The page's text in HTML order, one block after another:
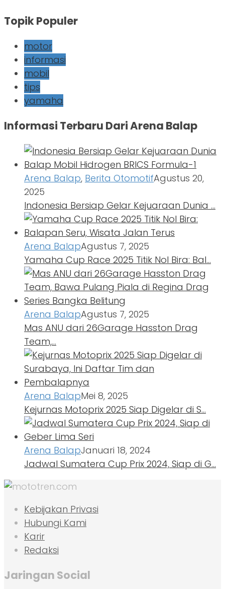
Topik Populer
motor
informasi
mobil
tips
yamaha
Informasi Terbaru Dari Arena Balap
Arena Balap, Berita OtomotifAgustus 20,
2025
Indonesia Bersiap Gelar Kejuaraan Dunia …
Arena BalapAgustus 7, 2025
Yamaha Cup Race 2025 Titik Nol Bira: Bal…
Arena BalapAgustus 7, 2025
Mas ANU dari 26Garage Hasston Drag
Team,…
Arena BalapMei 8, 2025
Kejurnas Motoprix 2025 Siap Digelar di S…
Arena BalapJanuari 18, 2024
Jadwal Sumatera Cup Prix 2024, Siap di G…
Kebijakan Privasi
Hubungi Kami
Karir
Redaksi
Jaringan Social